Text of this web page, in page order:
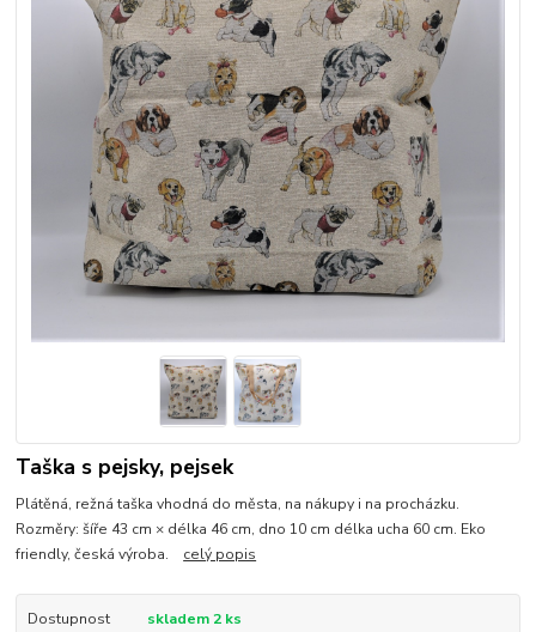
Taška s pejsky, pejsek
Plátěná, režná taška vhodná do města, na nákupy i na procházku.
Rozměry: šíře 43 cm × délka 46 cm, dno 10 cm délka ucha 60 cm. Eko
friendly, česká výroba. celý popis
Dostupnost
skladem 2 ks